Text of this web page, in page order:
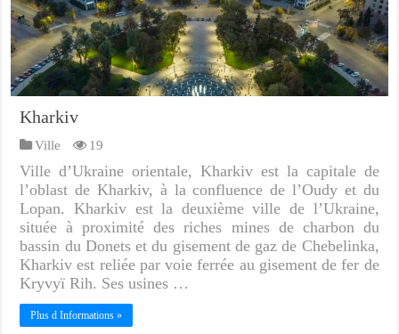
Kharkiv
Ville 19
Ville d’Ukraine orientale, Kharkiv est la capitale de
l’oblast de Kharkiv, à la confluence de l’Oudy et du
Lopan. Kharkiv est la deuxième ville de l’Ukraine,
située à proximité des riches mines de charbon du
bassin du Donets et du gisement de gaz de Chebelinka,
Kharkiv est reliée par voie ferrée au gisement de fer de
Kryvyï Rih. Ses usines …
Plus d Informations »